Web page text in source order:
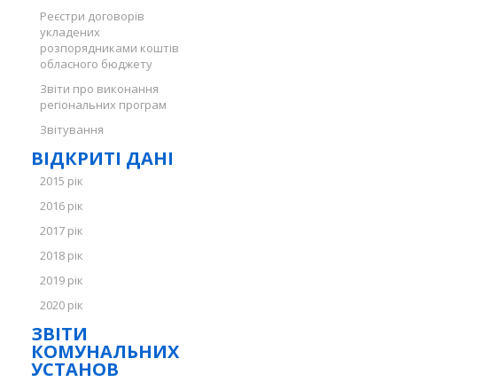
Реєстри договорів
укладених
розпорядниками коштів
обласного бюджету
Звіти про виконання
регіональних програм
Звітування
ВІДКРИТІ ДАНІ
2015 рік
2016 рік
2017 рік
2018 рік
2019 рік
2020 рік
ЗВІТИ
КОМУНАЛЬНИХ
УСТАНОВ